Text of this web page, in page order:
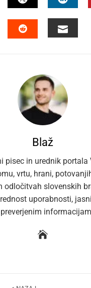
TWITTER
Blaž
pisec in urednik portala
vrtu, hrani,
odločitvah slovenskih
uporabnosti,